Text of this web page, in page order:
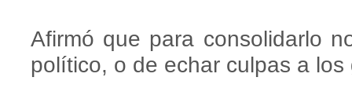
Afirmó que para consolidarlo
político, o de echar culpas a